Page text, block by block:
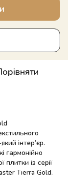
інтер’єр.
гармонійно
із серії
Tierra Gold.